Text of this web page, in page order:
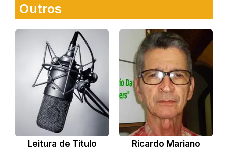
Outros
Leitura de Título
Ricardo Mariano